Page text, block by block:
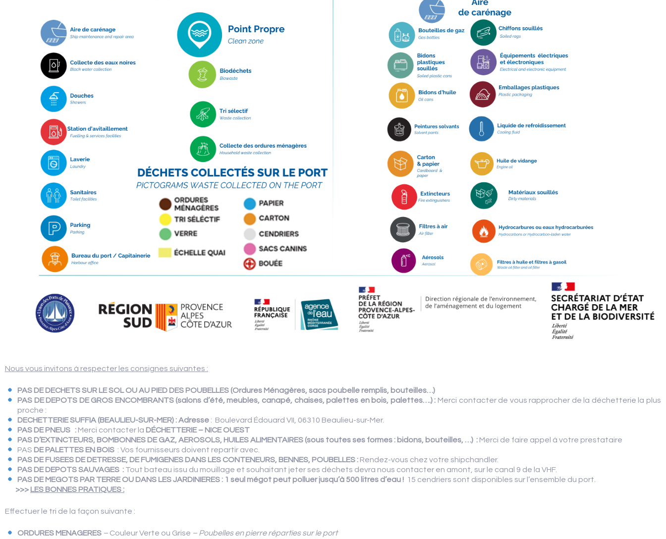
Nous vous invitons à respecter les consignes suivantes :
PAS DE DECHETS SUR LE SOL OU AU PIED DES POUBELLES (Ordures Ménagères, sacs poubelle remplis, bouteilles…)
PAS DE DEPOTS DE GROS ENCOMBRANTS(salons d’été, meubles, canapé, chaises, palettes en bois, palettes….) : Merci contacter de vous rapprocher de la déchetterie la plus
proche :
DECHETTERIE SUFFIA (BEAULIEU-SUR-MER) :Adresse : Boulevard Édouard VII, 06310 Beaulieu-sur-Mer.
PAS DE PNEUS : Merci contacter la DÉCHETTERIE – NICE OUEST
PAS D’EXTINCTEURS, BOMBONNES DE GAZ, AEROSOLS, HUILESALIMENTAIRES (sous toutes ses formes : bidons, bouteilles, …) : Merci de faire appel à votre prestataire
PAS DE PALETTES EN BOIS : Vos fournisseurs doivent repartir avec.
PAS DE FUSEES DE DETRESSE, DE FUMIGENES DANS LES CONTENEURS, BENNES, POUBELLES : Rendez-vous chez votre shipchandler.
PAS DE DEPOTS SAUVAGES : Tout bateau issu du mouillage et souhaitant jeter ses déchets devra nous contacter en amont, sur le canal 9 de la VHF.
PAS DE MEGOTS PAR TERRE OU DANS LES JARDINIERES : 1 seul mégot peut polluer jusqu’à 500 litres d’eau ! 15 cendriers sont disponibles sur l’ensemble du port.
>>> LES BONNES PRATIQUES :
Effectuer le tri de la façon suivante :
ORDURES MENAGERES – Couleur Verte ou Grise – Poubelles en pierre réparties sur le port